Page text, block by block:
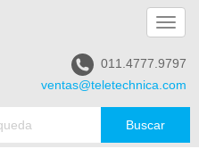
011.4777.9797
ventas@teletechnica.com